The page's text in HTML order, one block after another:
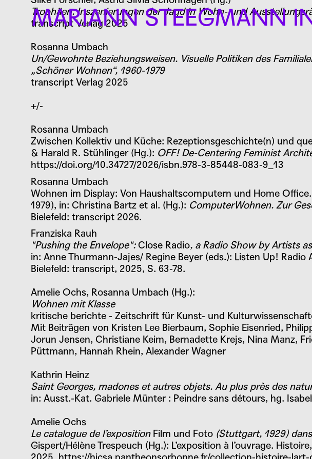
MARIANN STEEGMANN
PERSONEN
Stifterin
Mariann Steegmann
Stifterin des Mariann
Trophäen. Inszenierungen der Jagd in Wohn- und
transcript Verlag 2025
Rosanna Umbach
Un/Gewohnte Beziehungsweisen. Visuelle Politiken des
„Schöner Wohnen“, 1960-1979
transcript Verlag 2025
+/-
Rosanna Umbach
Zwischen Kollektiv und Küche: Rezeptionsgeschichte(n) und
& Harald R. Stühlinger (Hg.): OFF! De-Centering Feminist
https://doi.org/10.34727/2026/isbn.978-3-85448-083-9_13
Rosanna Umbach
Wohnen im Display: Von Haushaltscomputern und Home
1979), in: Christina Bartz et al. (Hg.): ComputerWohnen. Zur
Bielefeld: transcript 2026.
Franziska Rauh
"Pushing the Envelope":Close Radio, a Radio Show by Artists
in: Anne Thurmann-Jajes/ Regine Beyer (eds.): Listen Up! Radio
Bielefeld: transcript, 2025, S. 63-78.
Amelie Ochs, Rosanna Umbach (Hg.):
Wohnen mit Klasse
kritische berichte - Zeitschrift für Kunst- und
Mit Beiträgen von Kristen Lee Bierbaum, Sophie Eisenried,
Jorun Jensen, Christiane Keim, Bernadette Krejs, Nina Manz,
Püttmann, Hannah Rhein, Alexander Wagner
Kathrin Heinz
Saint Georges, madones et autres objets. Au plus près des
in: Ausst.-Kat. Gabriele Münter : Peindre sans détours, hg.
Amelie Ochs
Le catalogue de l’exposition Film und Foto (Stuttgart, 1929)
Gispert/Hélène Trespeuch (Hg.): L’exposition à l’ouvrage.